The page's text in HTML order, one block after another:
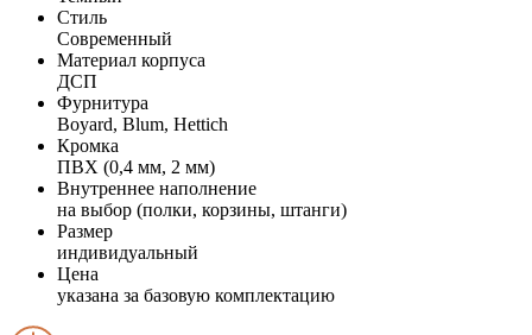
Стиль
Современный
Материал корпуса
ДСП
Фурнитура
Boyard, Blum, Hettich
Кромка
ПВХ (0,4 мм, 2 мм)
Внутреннее наполнение
на выбор (полки, корзины, штанги)
Размер
индивидуальный
Цена
указана за базовую комплектацию